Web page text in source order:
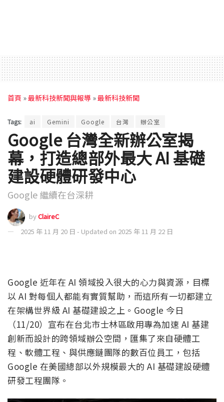
首頁 »最新科技新聞與報導 »最新科技新聞
Tags: ai Gemini Google 台灣 辦公室
Google 台灣全新辦公室揭
幕，打造總部外最大 AI 基礎
建設硬體研發中心
Google 繼續在台深耕
byClaireC
2025 年 11 月 20 日 - Updated on 2025 年 11 月 22 日
Google 近年在 AI 領域投入很大的心力與資源，目標
以 AI 對每個人都能有實質幫助，而這所有一切都建立
在架構世界級 AI 基礎建設之上。Google 今日
（11/20）宣布在台北市士林區啟用專為加速 AI 基建
創新而設計的跨領域辦公空間，匯集了來自硬體工
程、軟體工程、與供應鏈團隊的數百位員工，包括
Google 在美國總部以外規模最大的 AI 基礎建設硬體
研發工程團隊。